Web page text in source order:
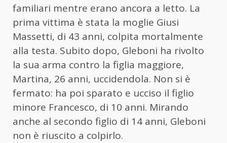
familiari mentre erano ancora a letto. La
prima vittima è stata la moglie Giusi
Massetti, di 43 anni, colpita mortalmente
alla testa. Subito dopo, Gleboni ha rivolto
la sua arma contro la figlia maggiore,
Martina, 26 anni, uccidendola. Non si è
fermato: ha poi sparato e ucciso il figlio
minore Francesco, di 10 anni. Mirando
anche al secondo figlio di 14 anni, Gleboni
non è riuscito a colpirlo.